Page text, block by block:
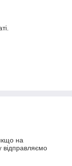
на
відправляємо